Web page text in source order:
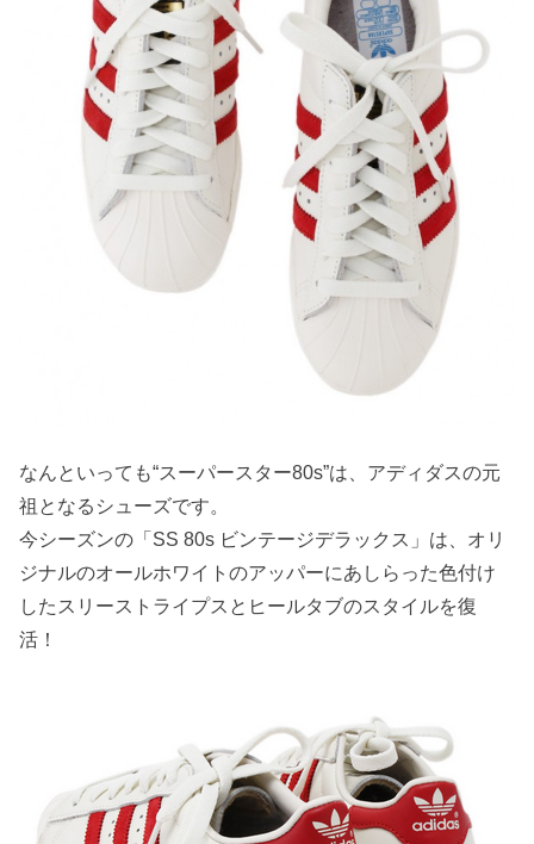
なんといっても“スーパースター80s”は、アディダスの元
祖となるシューズです。
今シーズンの「SS 80s ビンテージデラックス」は、オリ
ジナルのオールホワイトのアッパーにあしらった色付け
したスリーストライプスとヒールタブのスタイルを復
活！